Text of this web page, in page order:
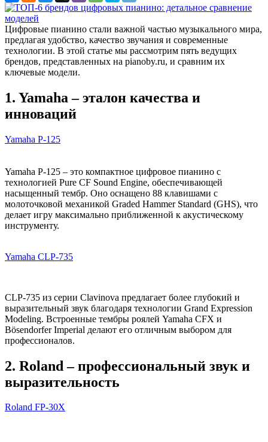
Цифровые пианино стали важной частью музыкального мира,
предлагая удобство, качество звучания и современные
технологии. В этой статье мы рассмотрим пять ведущих
брендов, представленных на pianoby.ru, и сравним их
ключевые модели.
1. Yamaha – эталон качества и
инноваций
Yamaha P-125
Yamaha P-125 – это компактное цифровое пианино с
технологией Pure CF Sound Engine, обеспечивающей
насыщенный тембр. Оно оснащено 88 клавишами с
молоточковой механикой Graded Hammer Standard (GHS), что
делает игру максимально приближенной к акустическому
инструменту.
Yamaha CLP-735
CLP-735 из серии Clavinova предлагает более глубокий и
выразительный звук благодаря технологии Grand Expression
Modeling. Встроенные тембры роялей Yamaha CFX и
Bösendorfer Imperial делают его отличным выбором для
профессионалов.
2. Roland – профессиональный звук и
выразительность
Roland FP-30X